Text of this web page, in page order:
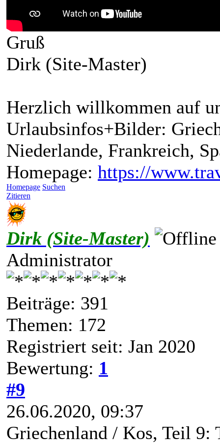
Gruß
Dirk (Site-Master)
Herzlich willkommen auf
Urlaubsinfos+Bilder:
Niederlande, Frankreich,
Homepage: https://
Homepage Suchen
Zitieren
Dirk (Site-Master)
Administrator
Beiträge: 391
Themen: 172
Registriert seit: Jan 2020
Bewertung: 1
#9
26.06.2020, 09:37
Griechenland / Kos, Teil 9: